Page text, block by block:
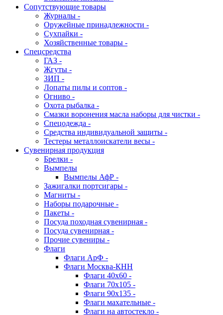
Сопутствующие товары
Журналы -
Оружейные принадлежности -
Сухпайки -
Хозяйственные товары -
Спецсредства
ГАЗ -
Жгуты -
ЗИП -
Лопаты пилы и соптов -
Огниво -
Охота рыбалка -
Смазки воронения масла наборы для чистки -
Спецодежда -
Средства индивидуальной защиты -
Тестеры металлоискатели весы -
Сувенирная продукция
Брелки -
Вымпелы
Вымпелы АфР -
Зажигалки портсигары -
Магниты -
Наборы подарочные -
Пакеты -
Посуда походная сувенирная -
Посуда сувенирная -
Прочие сувениры -
Флаги
Флаги АрФ -
Флаги Москва-КНН
Флаги 40х60 -
Флаги 70х105 -
Флаги 90х135 -
Флаги махательные -
Флаги на автостекло -